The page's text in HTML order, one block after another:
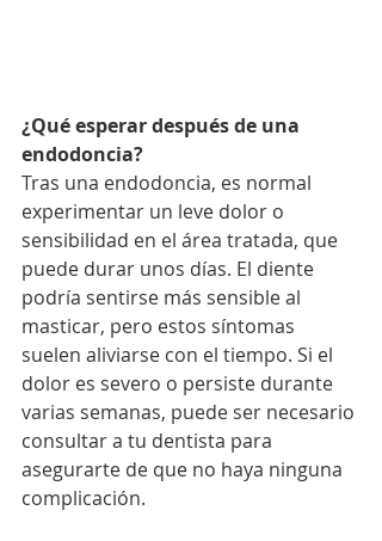
¿Qué esperar después de una
endodoncia?
Tras una endodoncia, es normal
experimentar un leve dolor o
sensibilidad en el área tratada, que
puede durar unos días. El diente
podría sentirse más sensible al
masticar, pero estos síntomas
suelen aliviarse con el tiempo. Si el
dolor es severo o persiste durante
varias semanas, puede ser necesario
consultar a tu dentista para
asegurarte de que no haya ninguna
complicación.